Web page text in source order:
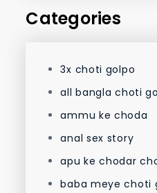
Categories
3x choti golpo
all bangla choti
ammu ke choda
anal sex story
apu ke chodar
baba meye choti